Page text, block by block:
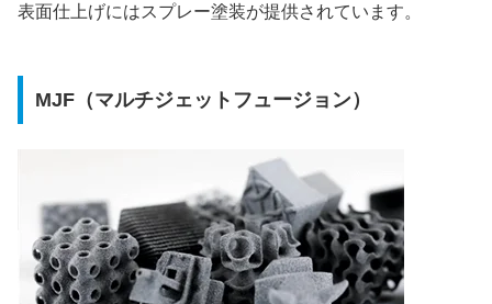
表面仕上げにはスプレー塗装が提供されています。
MJF（マルチジェットフュージョン）